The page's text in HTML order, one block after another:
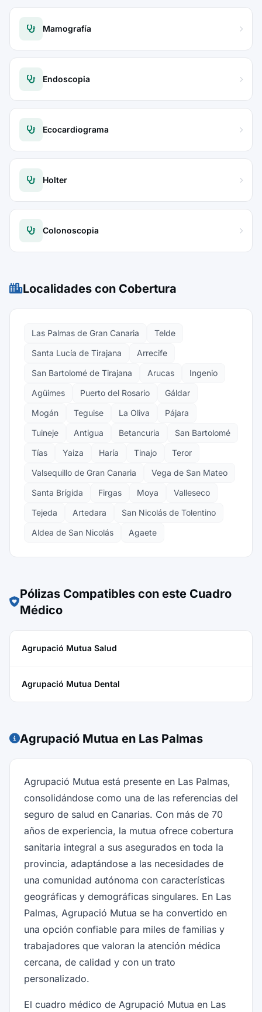
Mamografía
Endoscopia
Ecocardiograma
Holter
Colonoscopia
Localidades con Cobertura
Las Palmas de Gran Canaria
Telde
Santa Lucía de Tirajana
Arrecife
San Bartolomé de Tirajana
Arucas
Ingenio
Agüimes
Puerto del Rosario
Gáldar
Mogán
Teguise La Oliva
Pájara
Tuineje
Antigua Betancuria
San Bartolomé
Tías
Yaiza Haría Tinajo
Teror
Valsequillo de Gran Canaria
Vega de San Mateo
Santa Brígida
Firgas Moya
Valleseco
Tejeda
Artedara
San Nicolás de Tolentino
Aldea de San Nicolás
Agaete
Pólizas Compatibles con este Cuadro
Médico
Agrupació Mutua Salud
Agrupació Mutua Dental
Agrupació Mutua en Las Palmas
Agrupació Mutua está presente en Las Palmas,
consolidándose como una de las referencias del
seguro de salud en Canarias. Con más de 70
años de experiencia, la mutua ofrece cobertura
sanitaria integral a sus asegurados en toda la
provincia, adaptándose a las necesidades de
una comunidad autónoma con características
geográficas y demográficas singulares. En Las
Palmas, Agrupació Mutua se ha convertido en
una opción confiable para miles de familias y
trabajadores que valoran la atención médica
cercana, de calidad y con un trato
personalizado.
El cuadro médico de Agrupació Mutua en Las